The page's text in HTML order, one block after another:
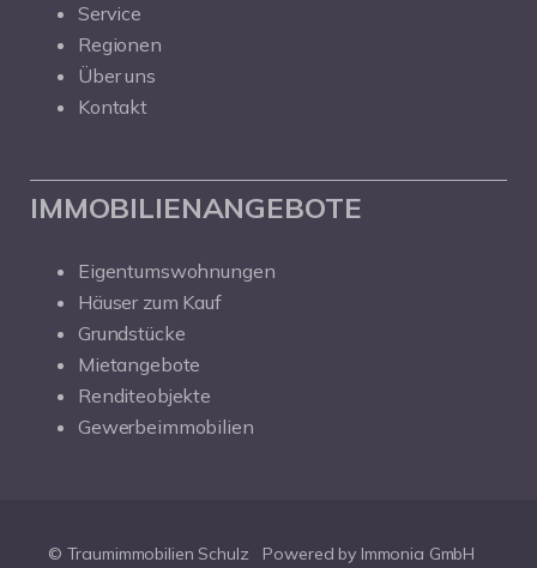
Service
Regionen
Über uns
Kontakt
IMMOBILIENANGEBOTE
Eigentumswohnungen
Häuser zum Kauf
Grundstücke
Mietangebote
Renditeobjekte
Gewerbeimmobilien
© Traumimmobilien Schulz Powered by Immonia GmbH